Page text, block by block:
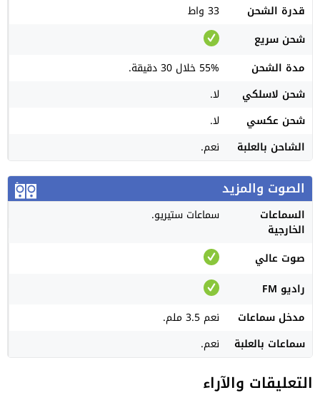
قدرة الشحن
33 واط
شحن سريع
مدة الشحن
55% خلال 30 دقيقة.
شحن لاسلكي
لا.
شحن عكسي
لا.
الشاحن بالعلبة
نعم.
الصوت والمزيد
السماعات
الخارجية
سماعات ستيريو.
صوت عالي
راديو FM
مدخل سماعات
نعم 3.5 ملم.
سماعات بالعلبة
نعم.
التعليقات والآراء